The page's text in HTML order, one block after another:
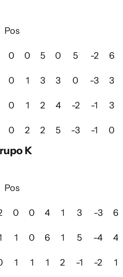
Pos
0 0 5 0 5 -2 6
0 1 3 3 0 -3 3
0 1 2 4 -2 -1 3
0 2 2 5 -3 -1 0
K
Pos
0 0 4 1 3 -3 6
1 0 6 1 5 -4 4
1 1 1 2 -1 -2 1